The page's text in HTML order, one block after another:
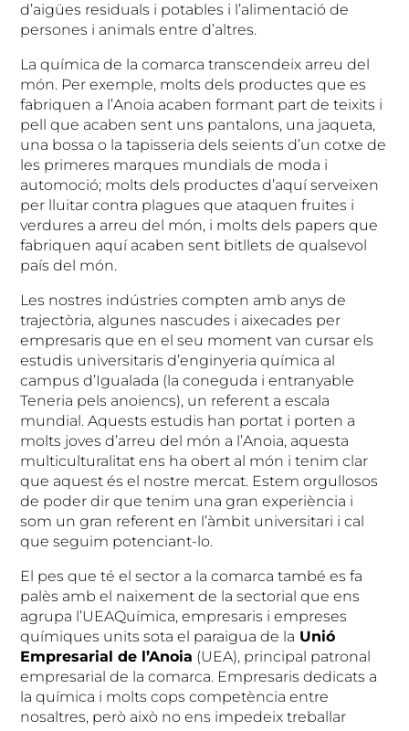
d’aigües residuals i potables i l’alimentació de
persones i animals entre d’altres.
La química de la comarca transcendeix arreu del
món. Per exemple, molts dels productes que es
fabriquen a l’Anoia acaben formant part de teixits i
pell que acaben sent uns pantalons, una jaqueta,
una bossa o la tapisseria dels seients d’un cotxe de
les primeres marques mundials de moda i
automoció; molts dels productes d’aquí serveixen
per lluitar contra plagues que ataquen fruites i
verdures a arreu del món, i molts dels papers que
fabriquen aquí acaben sent bitllets de qualsevol
país del món.
Les nostres indústries compten amb anys de
trajectòria, algunes nascudes i aixecades per
empresaris que en el seu moment van cursar els
estudis universitaris d’enginyeria química al
campus d’Igualada (la coneguda i entranyable
Teneria pels anoiencs), un referent a escala
mundial. Aquests estudis han portat i porten a
molts joves d’arreu del món a l’Anoia, aquesta
multiculturalitat ens ha obert al món i tenim clar
que aquest és el nostre mercat. Estem orgullosos
de poder dir que tenim una gran experiència i
som un gran referent en l’àmbit universitari i cal
que seguim potenciant-lo.
El pes que té el sector a la comarca també es fa
palès amb el naixement de la sectorial que ens
agrupa l’UEAQuímica, empresaris i empreses
químiques units sota el paraigua de la Unió
Empresarial de l’Anoia (UEA), principal patronal
empresarial de la comarca. Empresaris dedicats a
la química i molts cops competència entre
nosaltres, però això no ens impedeix treballar